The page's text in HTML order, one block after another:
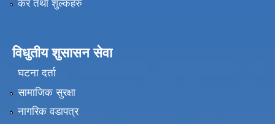
कर तथा शुल्कहरु
विधुतीय शुसासन सेवा
घटना दर्ता
सामाजिक सुरक्षा
नागरिक वडापत्र